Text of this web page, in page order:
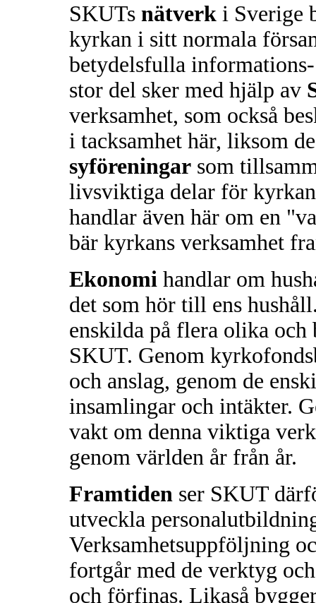
SKUTs nätverk i Sverige
kyrkan i sitt normala
betydelsfulla
stor del sker med hjälp av
verksamhet, som också
i tacksamhet här, liksom
syföreningar som
livsviktiga delar för
handlar även här om en
bär kyrkans verksamhet
Ekonomi handlar om
det som hör till ens
enskilda på flera olika
SKUT. Genom
och anslag, genom de
insamlingar och intäkter.
vakt om denna viktiga
genom världen år från år.
Framtiden ser SKUT
utveckla
Verksamhetsuppföljning
fortgår med de verktyg
och förfinas. Likaså